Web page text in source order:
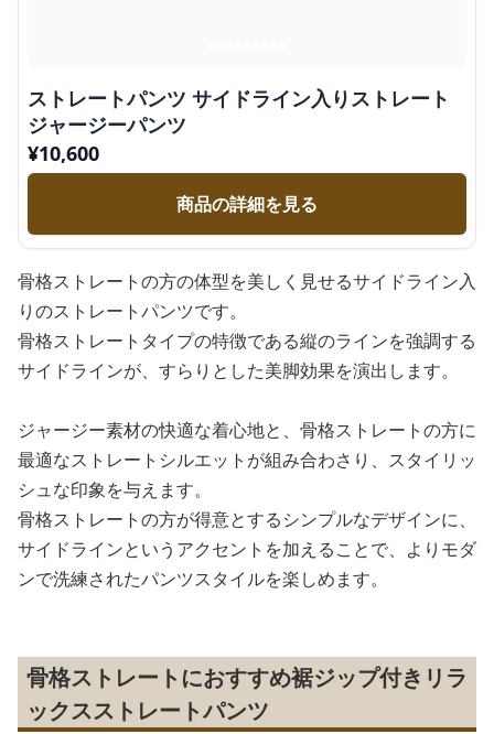
ストレートパンツ サイドライン入りストレート
ジャージーパンツ
¥10,600
商品の詳細を見る
骨格ストレートの方の体型を美しく見せるサイドライン入
りのストレートパンツです。
骨格ストレートタイプの特徴である縦のラインを強調する
サイドラインが、すらりとした美脚効果を演出します。
ジャージー素材の快適な着心地と、骨格ストレートの方に
最適なストレートシルエットが組み合わさり、スタイリッ
シュな印象を与えます。
骨格ストレートの方が得意とするシンプルなデザインに、
サイドラインというアクセントを加えることで、よりモダ
ンで洗練されたパンツスタイルを楽しめます。
骨格ストレートにおすすめ裾ジップ付きリラ
ックスストレートパンツ